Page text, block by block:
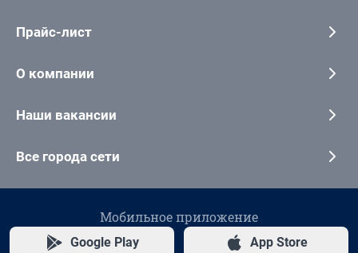
Прайс-лист
О компании
Наши вакансии
Все города сети
Мобильное приложение
Google Play App Store